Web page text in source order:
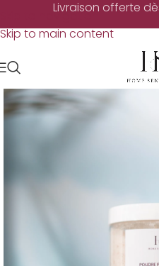
Skip to navigation
Skip to main content
Livraison offerte